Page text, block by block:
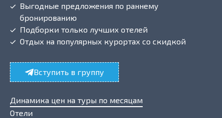
Динамика цен на туры по месяцам
Отели
Выгодные предложения по раннему
бронированию
Подборки только лучших отелей
Отдых на популярных курортах со скидкой
Вступить в группу